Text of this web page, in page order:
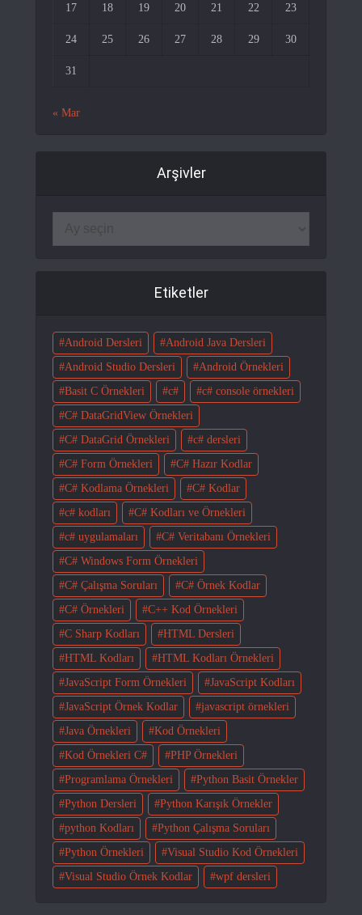
17 18 19 20 21 22 23
24 25 26 27 28 29 30
31
« Mar
Arşivler
Etiketler
Android Dersleri
Android Java Dersleri
Android Studio Dersleri
Android Örnekleri
Basit C Örnekleri
c#
c# console örnekleri
C# DataGridView Örnekleri
C# DataGrid Örnekleri
c# dersleri
C# Form Örnekleri
C# Hazır Kodlar
C# Kodlama Örnekleri
C# Kodlar
c# kodları
C# Kodları ve Örnekleri
c# uygulamaları
C# Veritabanı Örnekleri
C# Windows Form Örnekleri
C# Çalışma Soruları
C# Örnek Kodlar
C# Örnekleri
C++ Kod Örnekleri
C Sharp Kodları
HTML Dersleri
HTML Kodları
HTML Kodları Örnekleri
JavaScript Form Örnekleri
JavaScript Kodları
JavaScript Örnek Kodlar
javascript örnekleri
Java Örnekleri
Kod Örnekleri
Kod Örnekleri C#
PHP Örnekleri
Programlama Örnekleri
Python Basit Örnekler
Python Dersleri
Python Karışık Örnekler
python Kodları
Python Çalışma Soruları
Python Örnekleri
Visual Studio Kod Örnekleri
Visual Studio Örnek Kodlar
wpf dersleri